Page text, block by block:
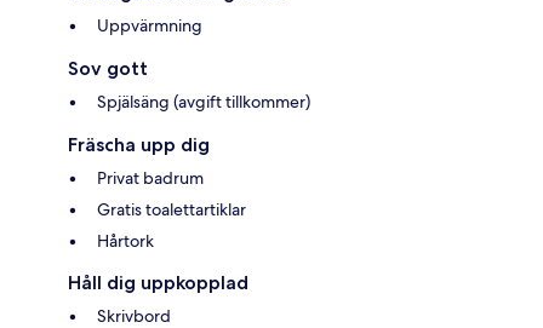
Uppvärmning
Sov gott
Spjälsäng (avgift tillkommer)
Fräscha upp dig
Privat badrum
Gratis toalettartiklar
Hårtork
Håll dig uppkopplad
Skrivbord